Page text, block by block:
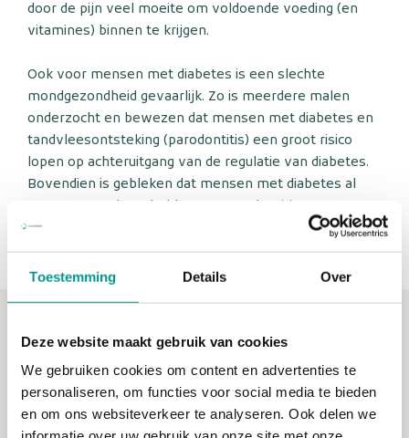
Toestemming Details Over
Deze website maakt gebruik van cookies
We gebruiken cookies om content en advertenties te
personaliseren, om functies voor social media te bieden
en om ons websiteverkeer te analyseren. Ook delen we
door de pijn veel moeite om voldoende voeding (en
vitamines) binnen te krijgen.
Ook voor mensen met diabetes is een slechte
mondgezondheid gevaarlijk. Zo is meerdere malen
onderzocht en bewezen dat mensen met diabetes en
tandvleesontsteking (parodontitis) een groot risico
lopen op achteruitgang van de regulatie van diabetes.
Bovendien is gebleken dat mensen met diabetes al
een vergrote kans hebben op parodontitis.
Diabetespatiënten moeten dus extra aandacht
schenken aan goede mondzorg.
Goede mondzorg voor een goed sociaal
contact
Maar een slecht gebit heeft niet alleen effect op de